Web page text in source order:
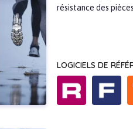
résistance des pièces
LOGICIELS DE